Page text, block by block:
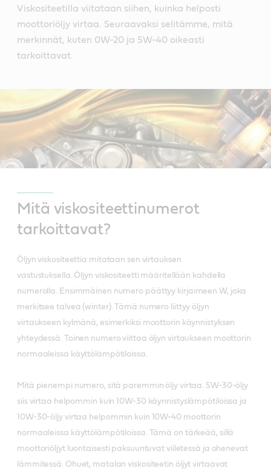
Viskositeetilla viitataan siihen, kuinka helposti
moottoriöljy virtaa. Seuraavaksi selitämme, mitä
merkinnät, kuten 0W-20 ja 5W-40 oikeasti
tarkoittavat.
Mitä viskositeettinumerot
tarkoittavat?
Öljyn viskositeettia mitataan sen virtauksen
vastustuksella. Öljyn viskositeetti määritellään kahdella
numerolla. Ensimmäinen numero päättyy kirjaimeen W, joka
merkitsee talvea (winter). Tämä numero liittyy öljyn
virtaukseen kylmänä, esimerkiksi moottorin käynnistyksen
yhteydessä. Toinen numero viittaa öljyn virtaukseen moottorin
normaaleissa käyttölämpötiloissa.
Mitä pienempi numero, sitä paremmin öljy virtaa. 5W-30-öljy
siis virtaa helpommin kuin 10W-30 käynnistyslämpötiloissa ja
10W-30-öljy virtaa helpommin kuin 10W-40 moottorin
normaaleissa käyttölämpötiloissa. Tämä on tärkeää, sillä
moottoriöljyt luontaisesti paksuuntuvat viiletessä ja ohenevat
lämmitessä. Ohuet, matalan viskositeetin öljyt virtaavat